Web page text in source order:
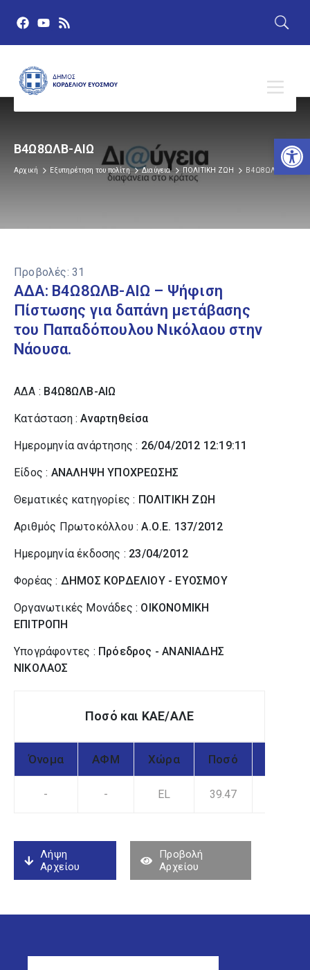
Β4Ω8ΩΛΒ-ΑΙΩ
Αρχική Εξυπηρέτηση του πολίτη Διαύγεια ΠΟΛΙΤΙΚΗ ΖΩΗ Β4Ω8ΩΛΒ-ΑΙΩ
Προβολές: 31
ΑΔΑ: Β4Ω8ΩΛΒ-ΑΙΩ – Ψήφιση
Πίστωσης για δαπάνη μετάβασης
του Παπαδόπουλου Νικόλαου στην
Νάουσα.
ΑΔΑ : Β4Ω8ΩΛΒ-ΑΙΩ
Κατάσταση :Αναρτηθείσα
Ημερομηνία ανάρτησης : 26/04/2012 12:19:11
Είδος : ΑΝΑΛΗΨΗ ΥΠΟΧΡΕΩΣΗΣ
Θεματικές κατηγορίες : ΠΟΛΙΤΙΚΗ ΖΩΗ
Αριθμός Πρωτοκόλλου :Α.Ο.Ε. 137/2012
Ημερομηνία έκδοσης : 23/04/2012
Φορέας : ΔΗΜΟΣ ΚΟΡΔΕΛΙΟΥ - ΕΥΟΣΜΟΥ
Οργανωτικές Μονάδες : ΟΙΚΟΝΟΜΙΚΗ
ΕΠΙΤΡΟΠΗ
Υπογράφοντες : Πρόεδρος - ΑΝΑΝΙΑΔΗΣ
ΝΙΚΟΛΑΟΣ
Ποσό και ΚΑΕ/ΑΛΕ
Όνομα ΑΦΜ Χώρα Ποσό
- - EL 39.47
Λήψη
Αρχείου
Προβολή
Αρχείου